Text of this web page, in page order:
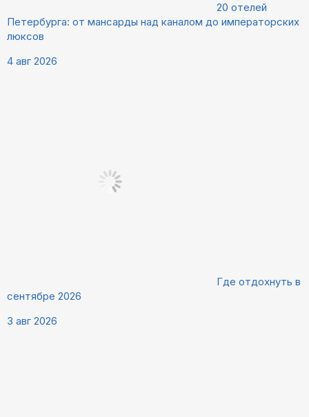
20 отелей
Петербурга: от мансарды над каналом до императорских
люксов
4 авг 2026
Где отдохнуть в
сентябре 2026
3 авг 2026